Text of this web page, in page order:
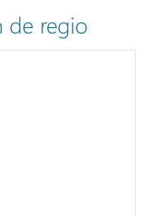
de regio